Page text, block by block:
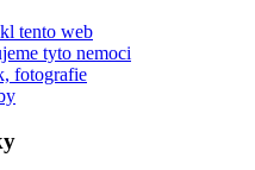
tento web
tyto nemoci
fotografie